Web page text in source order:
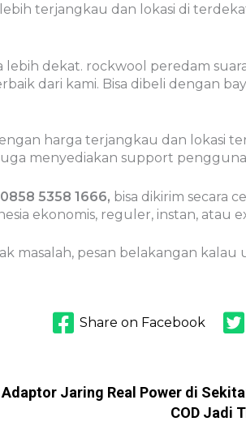
terjangkau dan lokasi di
lebih dekat. rockwool peredam
dari kami. Bisa dibeli dengan
harga terjangkau dan lokasi
menyediakan support
0858 5358 1666, bisa dikirim secara
ekonomis, reguler, instan, atau
masalah, pesan belakangan kalau
Share on Facebook
Jaring Real Power di
COD Jadi